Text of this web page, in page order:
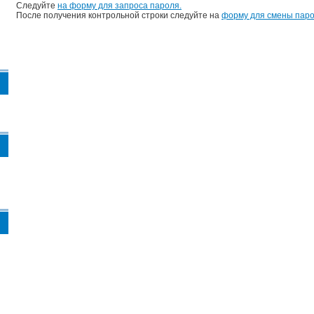
Следуйте на форму для запроса пароля.
После получения контрольной строки следуйте на форму для смены